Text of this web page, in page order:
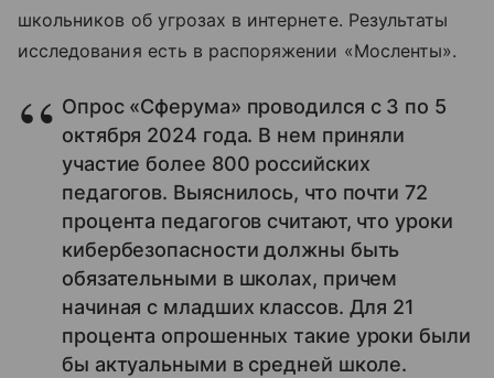
школьников об угрозах в интернете. Результаты
исследования есть в распоряжении «Мосленты».
Опрос «Сферума» проводился с 3 по 5
октября 2024 года. В нем приняли
участие более 800 российских
педагогов. Выяснилось, что почти 72
процента педагогов считают, что уроки
кибербезопасности должны быть
обязательными в школах, причем
начиная с младших классов. Для 21
процента опрошенных такие уроки были
бы актуальными в средней школе.